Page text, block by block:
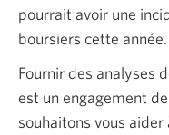
pourrait avoir une
boursiers cette année.
Fournir des analyses
est un engagement de
souhaitons vous